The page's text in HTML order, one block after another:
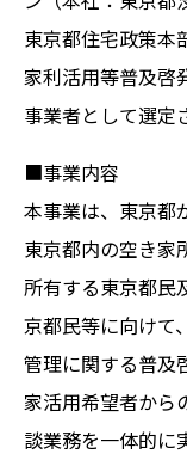
東京都住宅政策本
家利活用等普及啓
事業者として選定
■事業内容
本事業は、東京都
東京都内の空き家
所有する東京都民
京都民等に向けて
管理に関する普及
家活用希望者から
談業務を一体的に